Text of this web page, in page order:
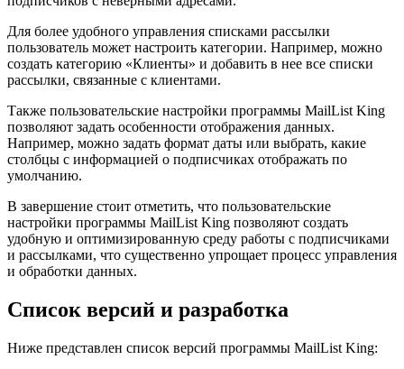
Для более удобного управления списками рассылки
пользователь может настроить категории. Например, можно
создать категорию «Клиенты» и добавить в нее все списки
рассылки, связанные с клиентами.
Также пользовательские настройки программы MailList King
позволяют задать особенности отображения данных.
Например, можно задать формат даты или выбрать, какие
столбцы с информацией о подписчиках отображать по
умолчанию.
В завершение стоит отметить, что пользовательские
настройки программы MailList King позволяют создать
удобную и оптимизированную среду работы с подписчиками
и рассылками, что существенно упрощает процесс управления
и обработки данных.
Список версий и разработка
Ниже представлен список версий программы MailList King: